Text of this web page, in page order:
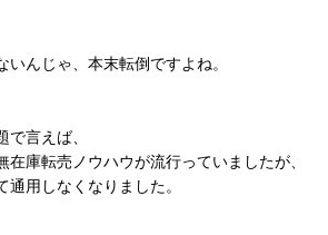
んじゃ、本末転倒ですよね。
で言えば、
在庫転売ノウハウが流行っていましたが、
通用しなくなりました。